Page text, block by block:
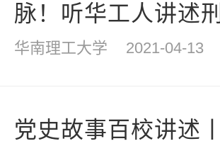
脉！听华工人讲述
华南理工大学 2021-04-13
党史故事百校讲述